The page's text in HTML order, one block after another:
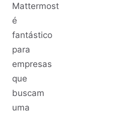
Mattermost
é
fantástico
para
empresas
que
buscam
uma